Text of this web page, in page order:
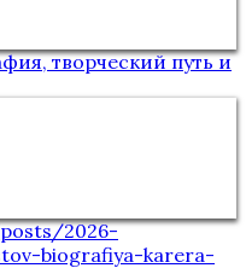
творческий путь и
2026-
biografiya-karera-